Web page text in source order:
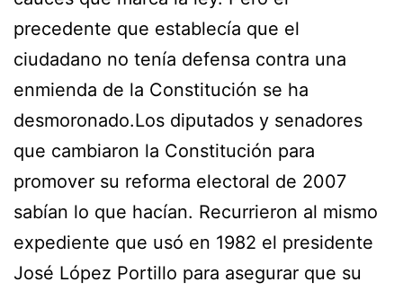
precedente que establecía que el
ciudadano no tenía defensa contra una
enmienda de la Constitución se ha
desmoronado.Los diputados y senadores
que cambiaron la Constitución para
promover su reforma electoral de 2007
sabían lo que hacían. Recurrieron al mismo
expediente que usó en 1982 el presidente
José López Portillo para asegurar que su